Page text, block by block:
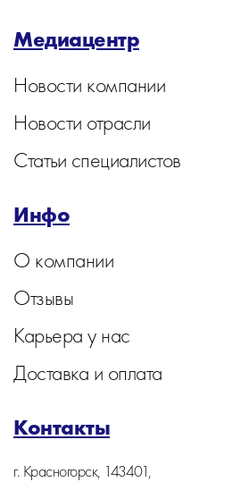
Медиацентр
Новости компании
Новости отрасли
Статьи специалистов
Инфо
О компании
Отзывы
Карьера у нас
Доставка и оплата
Контакты
г. Красногорск, 143401,